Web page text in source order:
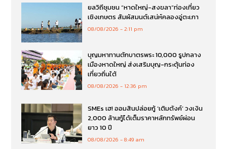
ยลวิถีชุมชน “หาดใหญ่-สงขลา”ท่องเที่ยว
เชิงเกษตร สัมผัสมนต์เสน่ห์คลองอู่ตะเภา
08/08/2026 2:11 pm
บุญมหาทานตักบาตรพระ 10,000 รูปกลาง
เมืองหาดใหญ่ ส่งเสริมบุญ-กระตุ้นท่อง
เที่ยวถิ่นใต้
08/08/2026 12:36 pm
SMEs เฮ! ออมสินปล่อยกู้ ‘เติมตังค์’ วงเงิน
2,000 ล้านกู้ได้เต็มราคาหลักทรัพย์ผ่อน
ยาว 10 ปี
08/08/2026 8:49 am